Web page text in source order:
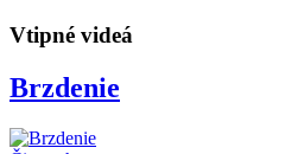
Vtipné videá
Brzdenie